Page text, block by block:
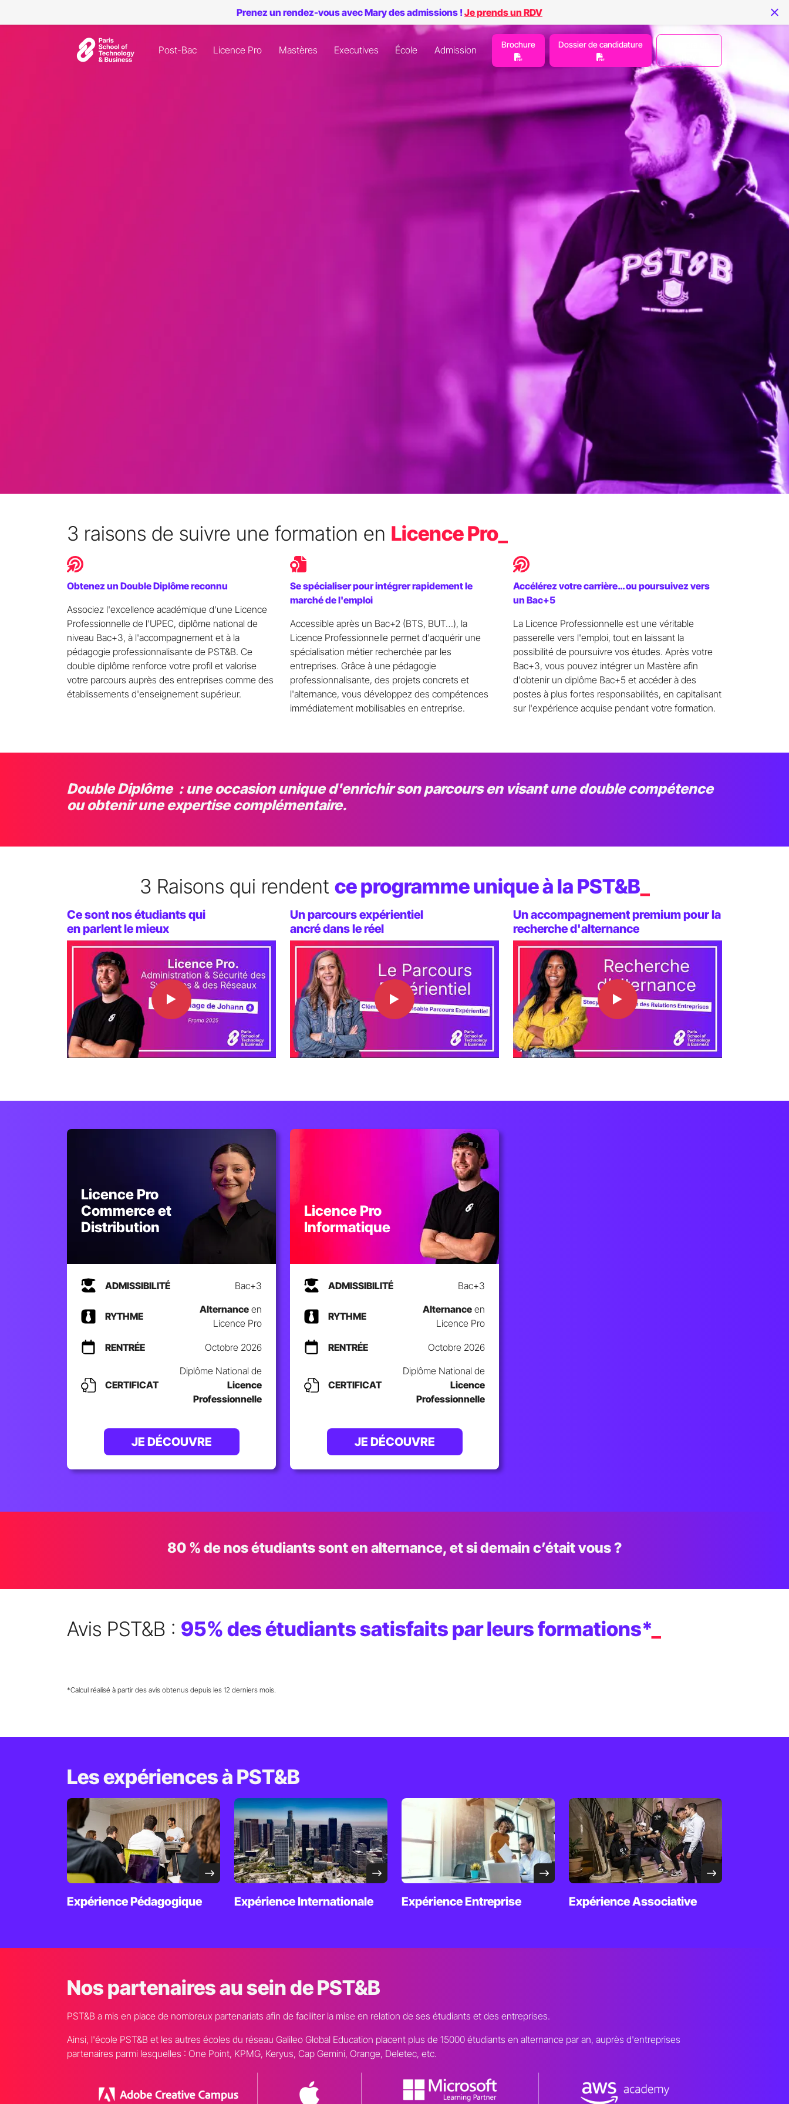
DoublesDiplômes
Licence Pro Bachelor
BachelorTechnology & Business
3 raisons de suivre une formation en Licence Pro_
Obtenez un Double Diplôme reconnu
Associez l'excellence académique d'une Licence
Professionnelle de l'UPEC, diplôme national de
niveau Bac+3, à l'accompagnement et à la
pédagogie professionnalisante de PST&B. Ce
double diplôme renforce votre profil et valorise
votre parcours auprès des entreprises comme des
établissements d'enseignement supérieur.
Se spécialiser pour intégrer rapidement le
marché de l'emploi
Accessible après un Bac+2 (BTS, BUT…), la
Licence Professionnelle permet d'acquérir une
spécialisation métier recherchée par les
entreprises. Grâce à une pédagogie
professionnalisante, des projets concrets et
l'alternance, vous développez des compétences
immédiatement mobilisables en entreprise.
Accélérez votre carrière… ou poursuivez vers
un Bac+5
La Licence Professionnelle est une véritable
passerelle vers l'emploi, tout en laissant la
possibilité de poursuivre vos études. Après votre
Bac+3, vous pouvez intégrer un Mastère afin
d'obtenir un diplôme Bac+5 et accéder à des
postes à plus fortes responsabilités, en capitalisant
sur l'expérience acquise pendant votre formation.
Double Diplôme : une occasion unique d'enrichir son parcours en visant une double compétence
ou obtenir une expertise complémentaire.
3 Raisons qui rendent ce programme unique à la PST&B
Ce sont nos étudiants qui
en parlent le mieux
Un parcours expérientiel
ancré dans le réel
Un accompagnement premium pour la
recherche d'alternance
Licence Pro
Commerce et
Distribution
ADMISSIBILITÉ Bac+3
RYTHME
Alternance en
Licence Pro
RENTRÉE Octobre 2026
CERTIFICAT
Diplôme National de
Licence
Professionnelle
JE DÉCOUVRE
Licence Pro
Informatique
ADMISSIBILITÉ Bac+3
RYTHME
Alternance en
Licence Pro
RENTRÉE Octobre 2026
CERTIFICAT
Diplôme National de
Licence
Professionnelle
JE DÉCOUVRE
80 % de nos étudiants sont en alternance, et si demain c’était vous ?
Avis PST&B : 95% des étudiants satisfaits par leurs formations*
*Calcul réalisé à partir des avis obtenus depuis les 12 derniers mois.
Les expériences à PST&B
ExpériencePédagogique ExpérienceInternationale ExpérienceEntreprise ExpérienceAssociative
Nos partenaires au sein de PST&B
PST&B a mis en place de nombreux partenariats afin de faciliter la mise en relation de ses étudiants et des entreprises.
Ainsi, l'école PST&B et les autres écoles du réseau Galileo Global Education placent plus de 15000 étudiants en alternance par an, auprès d'entreprises
partenaires parmi lesquelles : One Point, KPMG, Keryus, Cap Gemini, Orange, Deletec, etc.
Prenez un rendez-vous avec Mary des admissions !Je prends un RDV
Post-Bac Licence Pro Mastères Executives École Admission Brochure Dossier de candidature